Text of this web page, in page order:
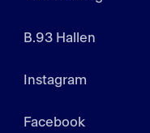
B.93 Hallen
Instagram
Facebook